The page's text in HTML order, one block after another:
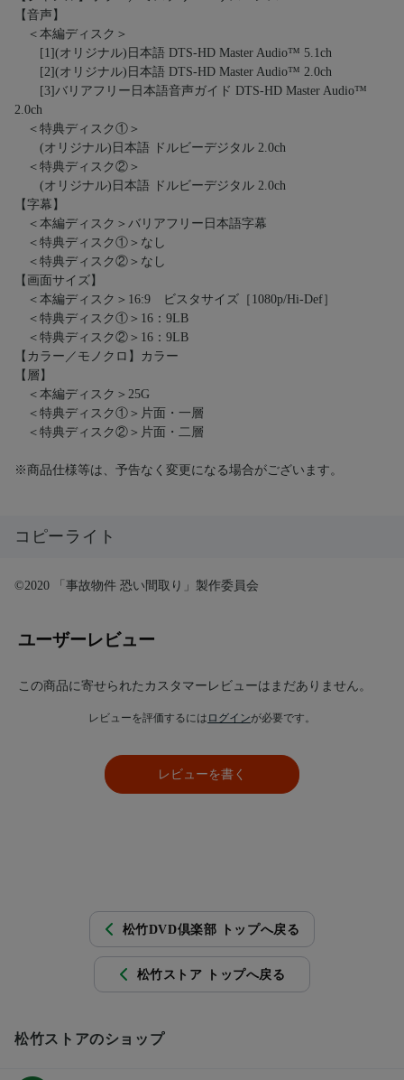
【音声】
＜本編ディスク＞
[1](オリジナル)日本語 DTS-HD Master Audio™ 5.1ch
[2](オリジナル)日本語 DTS-HD Master Audio™ 2.0ch
[3]バリアフリー日本語音声ガイド DTS-HD Master Audio™
2.0ch
＜特典ディスク①＞
(オリジナル)日本語 ドルビーデジタル 2.0ch
＜特典ディスク②＞
(オリジナル)日本語 ドルビーデジタル 2.0ch
【字幕】
＜本編ディスク＞バリアフリー日本語字幕
＜特典ディスク①＞なし
＜特典ディスク②＞なし
【画面サイズ】
＜本編ディスク＞16:9 ビスタサイズ［1080p/Hi-Def］
＜特典ディスク①＞16：9LB
＜特典ディスク②＞16：9LB
【カラー／モノクロ】カラー
【層】
＜本編ディスク＞25G
＜特典ディスク①＞片面・一層
＜特典ディスク②＞片面・二層
※商品仕様等は、予告なく変更になる場合がございます。
コピーライト
©2020 「事故物件 恐い間取り」製作委員会
ユーザーレビュー
この商品に寄せられたカスタマーレビューはまだありません。
レビューを評価するには ログインが必要です。
レビューを書く
松竹DVD倶楽部 トップへ戻る
松竹ストア トップへ戻る
松竹ストアのショップ